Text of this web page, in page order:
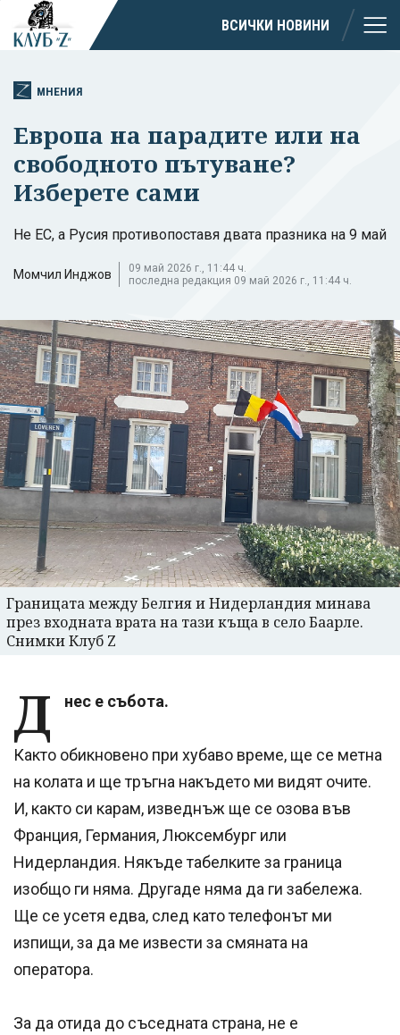
ВСИЧКИ НОВИНИ
МНЕНИЯ
Европа на парадите или на
свободното пътуване?
Изберете сами
Не ЕС, а Русия противопоставя двата празника на 9 май
Момчил Инджов
09 май 2026 г., 11:44 ч.
последна редакция 09 май 2026 г., 11:44 ч.
Границата между Белгия и Нидерландия минава
през входната врата на тази къща в село Баарле.
Снимки Клуб Z
Д нес е събота.
Както обикновено при хубаво време, ще се метна
на колата и ще тръгна накъдето ми видят очите.
И, както си карам, изведнъж ще се озова във
Франция, Германия, Люксембург или
Нидерландия. Някъде табелките за граница
изобщо ги няма. Другаде няма да ги забележа.
Ще се усетя едва, след като телефонът ми
изпищи, за да ме извести за смяната на
оператора.
За да отида до съседната страна, не е